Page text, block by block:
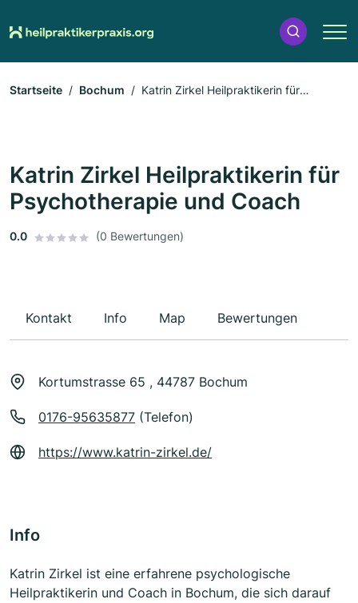
Startseite Bochum
Katrin Zirkel Heilpraktikerin für
Katrin Zirkel Heilpraktikerin für
Psychotherapie und Coach
0.0 (0 Bewertungen)
Kontakt Info Map Bewertungen
Kortumstrasse 65 , 44787 Bochum
0176-95635877 (Telefon)
https://www.katrin-zirkel.de/
Info
Katrin Zirkel ist eine erfahrene psychologische
Heilpraktikerin und Coach in Bochum, die sich darauf